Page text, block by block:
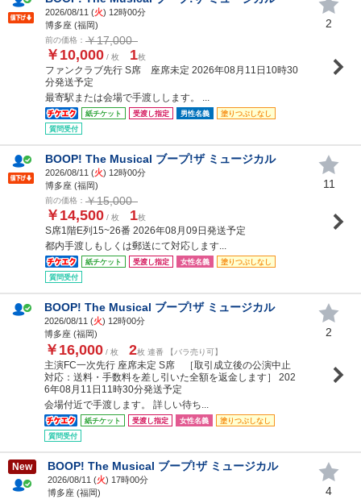
2026/08/11 (火) 12時00分
博多座 (福岡)
前の価格： ￥17,000
￥10,000 / 枚 1枚
ファンクラブ先行 S席 座席未定 2026年08月11日10時30
分発送予定
最寄駅または会場で手渡しします。 ...
紙チケット 受渡し指定 男性名義
塗りつぶしなし
質問受付
2
BOOP! The Musical ブープ!ザ ミュージカル
2026/08/11 (火) 12時00分
博多座 (福岡)
前の価格： ￥15,000
￥14,500 / 枚 1枚
S席1階E列15~26番 2026年08月09日発送予定
都内手渡しもしくは郵送にて対応します...
紙チケット 受渡し指定 女性名義
塗りつぶしなし
質問受付
11
BOOP! The Musical ブープ!ザ ミュージカル
2026/08/11 (火) 12時00分
博多座 (福岡)
￥16,000 / 枚 2枚 連番 【バラ売り可】
主演FC一次先行 座席未定 S席 ［取引成立後の公演中止
対応：送料・手数料を差し引いた全額を返金します］ 202
6年08月11日11時30分発送予定
会場付近で手渡します。 詳しい待ち...
紙チケット 受渡し指定 女性名義
塗りつぶしなし
質問受付
2
New BOOP! The Musical ブープ!ザ ミュージカル
2026/08/11 (火) 17時00分
博多座 (福岡)
4